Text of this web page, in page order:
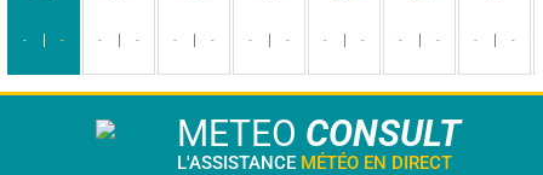
- - - - - - - - - - - - - -
METEO CONSULT
L'ASSISTANCE MÉTÉO EN DIRECT